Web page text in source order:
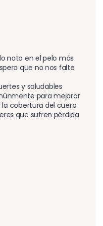
noto en el pelo más
que no nos falte
y saludables
para mejorar
la cobertura del cuero
que sufren pérdida